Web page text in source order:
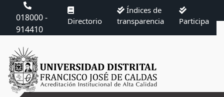
018000 -
914410
Directorio
Índices de
transparencia
Participa